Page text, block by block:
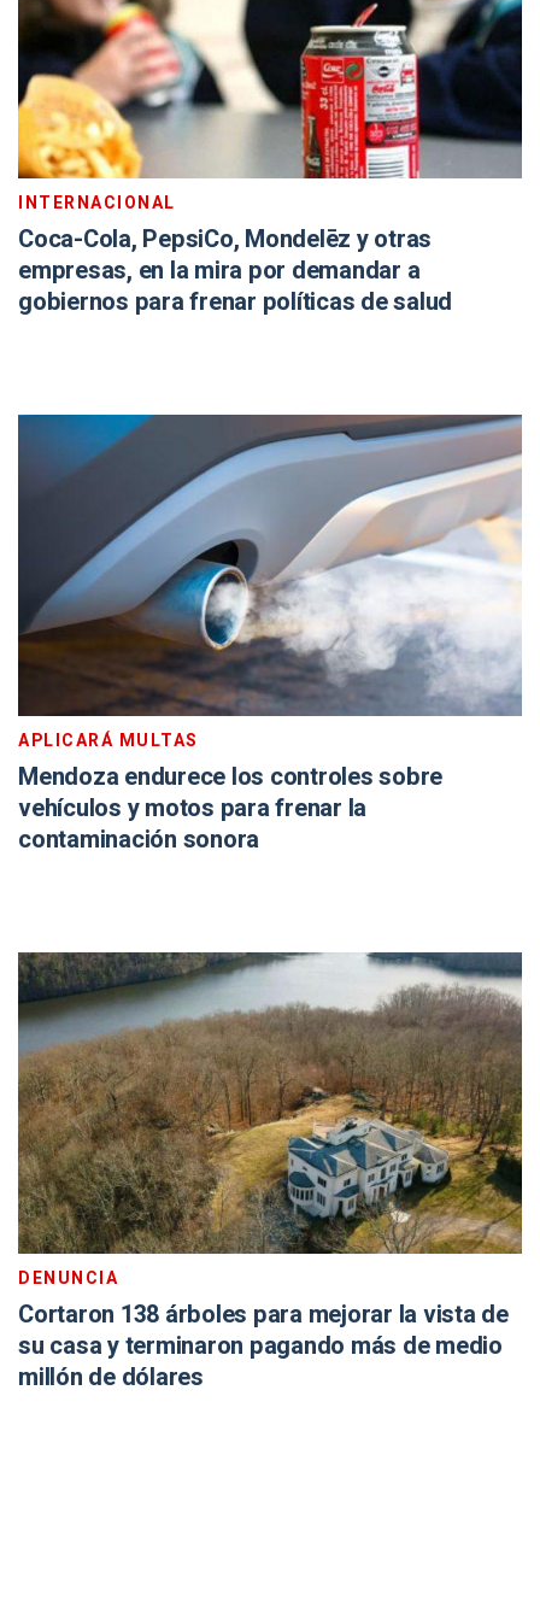
INTERNACIONAL
Coca-Cola, PepsiCo, Mondelēz y otras
empresas, en la mira por demandar a
gobiernos para frenar políticas de salud
APLICARÁ MULTAS
Mendoza endurece los controles sobre
vehículos y motos para frenar la
contaminación sonora
DENUNCIA
Cortaron 138 árboles para mejorar la vista de
su casa y terminaron pagando más de medio
millón de dólares